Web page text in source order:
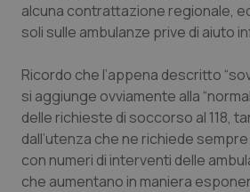
Veneto
Oncoematologia
Oncologia & Nutrizione
Psoriasi & pelle
Quotidiano Cardiologia
alcuna contrattazione regionale,
soli sulle ambulanze prive di aiuto
Ricordo che l’appena descritto
si aggiunge ovviamente alla
delle richieste di soccorso al 118,
dall’utenza che ne richiede
con numeri di interventi delle
che aumentano in maniera